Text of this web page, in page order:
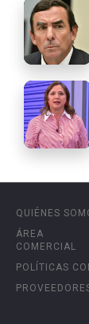
QUIÉNES
ÁREA
COMERCIAL
POLÍTICAS